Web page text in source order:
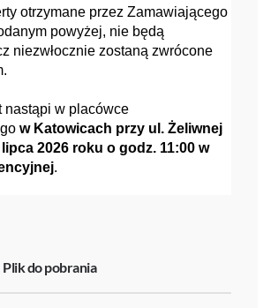
otrzymane przez Zamawiającego
powyżej, nie będą
niezwłocznie zostaną zwrócone
nastąpi w placówce
w Katowicach przy ul. Żeliwnej
2026 roku o godz. 11:00 w
.
Plik do pobrania